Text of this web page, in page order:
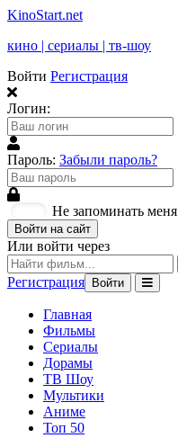
KinoStart.net
кино | сериалы | тв-шоу
Войти Регистрация
Логин:
Пароль: Забыли пароль?
Не запоминать меня
Войти на сайт
Или войти через
Регистрация Войти
Главная
Фильмы
Сериалы
Дорамы
ТВ Шоу
Мультики
Аниме
Топ 50